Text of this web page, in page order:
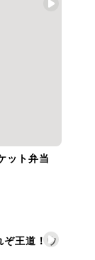
ット弁当
ぞ王道！ウ